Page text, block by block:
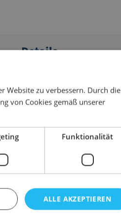
Details
Anwendungsbereich
Ausführung
Website zu verbessern. Durch die
von Cookies gemäß unserer
Funktionalität
ALLE AKZEPTIEREN